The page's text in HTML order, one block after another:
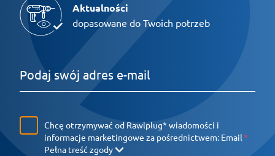
Aktualności
dopasowane do Twoich potrzeb
Chcę otrzymywać od Rawlplug* wiadomości i
informacje marketingowe za pośrednictwem: Email
Pełna treść zgody